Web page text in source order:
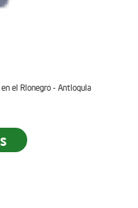
el Rionegro - Antioquia